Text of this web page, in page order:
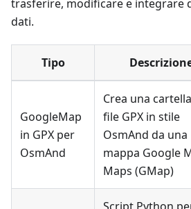
trasferire, modificare e integrare
dati.
Tipo
GoogleMap
in GPX per
OsmAnd
Crea una
file GPX in stile
OsmAnd da una
mappa Google
Maps (GMap)